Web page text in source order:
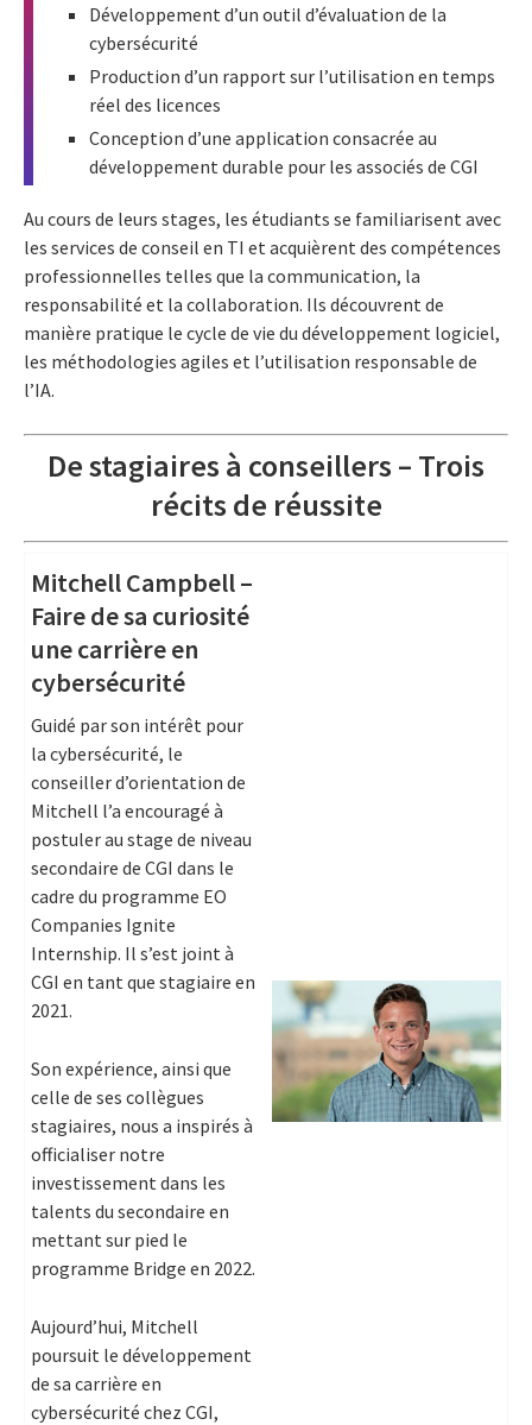
Développement d’un outil d’évaluation de la
cybersécurité
Production d’un rapport sur l’utilisation en temps
réel des licences
Conception d’une application consacrée au
développement durable pour les associés de CGI
Au cours de leurs stages, les étudiants se familiarisent avec
les services de conseil en TI et acquièrent des compétences
professionnelles telles que la communication, la
responsabilité et la collaboration. Ils découvrent de
manière pratique le cycle de vie du développement logiciel,
les méthodologies agiles et l’utilisation responsable de
l’IA.
De stagiaires à conseillers – Trois
récits de réussite
Mitchell Campbell –
Faire de sa curiosité
une carrière en
cybersécurité
Guidé par son intérêt pour
la cybersécurité, le
conseiller d’orientation de
Mitchell l’a encouragé à
postuler au stage de niveau
secondaire de CGI dans le
cadre du programme EO
Companies Ignite
Internship. Il s’est joint à
CGI en tant que stagiaire en
2021.
Son expérience, ainsi que
celle de ses collègues
stagiaires, nous a inspirés à
officialiser notre
investissement dans les
talents du secondaire en
mettant sur pied le
programme Bridge en 2022.
Aujourd’hui, Mitchell
poursuit le développement
de sa carrière en
cybersécurité chez CGI,